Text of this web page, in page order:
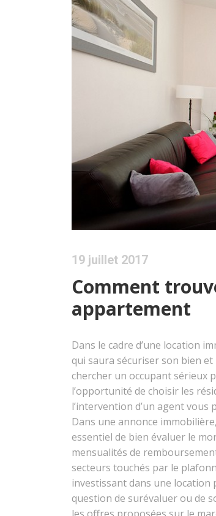
19 juillet 2017
Comment
appartement
Dans le cadre d’une location
qui saura sécuriser son bien
chercher un occupant sérieux
l’opportunité de choisir les
l’intervention d’un agent
Dans une annonce
essentiel de bien évaluer le
mensualités de
secteurs touchés par le
investissant dans une location
question de surévaluer ou de